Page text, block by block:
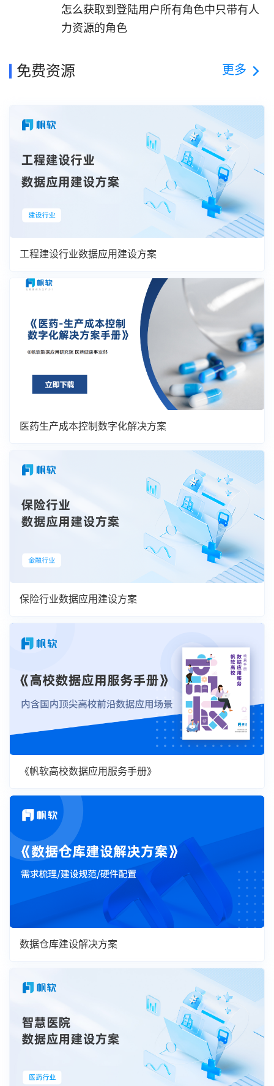
怎么获取到登陆用户所有角色中只带有人
力资源的角色
免费资源 更多
工程建设行业数据应用建设方案
医药生产成本控制数字化解决方案
保险行业数据应用建设方案
《帆软高校数据应用服务手册》
数据仓库建设解决方案